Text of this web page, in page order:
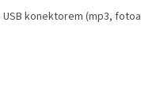
konektorem (mp3,